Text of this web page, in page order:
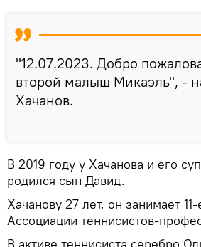
"12.07.2023. Добро
второй малыш Микаэль", -
Хачанов.
В 2019 году у Хачанова и его
родился сын Давид.
Хачанову 27 лет, он занимает
Ассоциации теннисистов-
В активе теннисиста серебро